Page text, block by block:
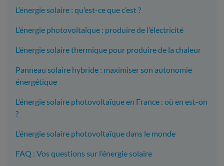
L’énergie solaire : qu’est-ce que c’est ?
L’énergie photovoltaïque : produire de l’électricité
L’énergie solaire thermique pour produire de la chaleur
Panneau solaire hybride : maximiser son autonomie
énergétique
L’énergie solaire photovoltaïque en France : où en est-on
?
L’énergie solaire photovoltaïque dans le monde
FAQ : Vos questions sur l’énergie solaire